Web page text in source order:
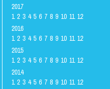
2017
1 2 3 4 5 6 7 8 9 10 11 12
2016
1 2 3 4 5 6 7 8 9 10 11 12
2015
1 2 3 4 5 6 7 8 9 10 11 12
2014
1 2 3 4 5 6 7 8 9 10 11 12